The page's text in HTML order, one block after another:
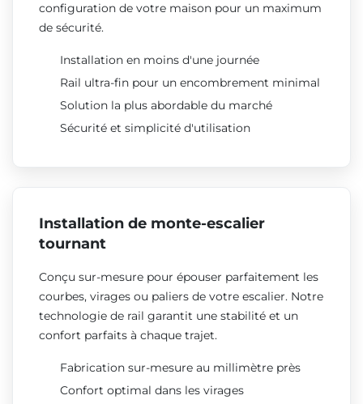
configuration de votre maison pour un maximum
de sécurité.
Installation en moins d'une journée
Rail ultra-fin pour un encombrement minimal
Solution la plus abordable du marché
Sécurité et simplicité d'utilisation
Installation de monte-escalier
tournant
Conçu sur-mesure pour épouser parfaitement les
courbes, virages ou paliers de votre escalier. Notre
technologie de rail garantit une stabilité et un
confort parfaits à chaque trajet.
Fabrication sur-mesure au millimètre près
Confort optimal dans les virages